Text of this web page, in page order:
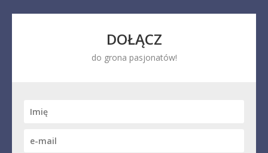
DOŁĄCZ
do grona pasjonatów!